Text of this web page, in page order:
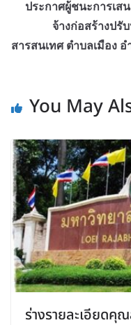
ประกาศผู้ชนะการเส
จ้างก่อสร้างปรั
สารสนเทศ ตำบลเมือง อ
You May
ร่างรายละเอียดคุ